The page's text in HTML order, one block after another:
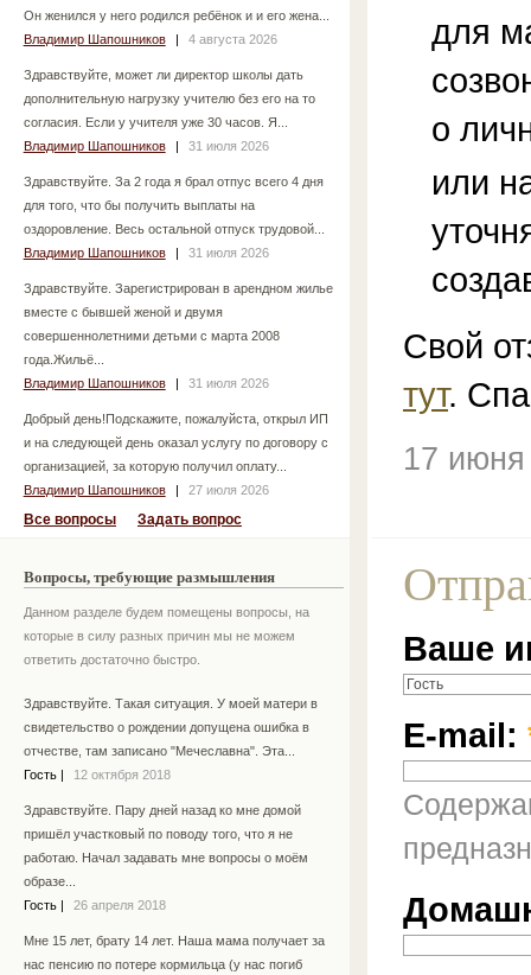
Он женился у него родился ребёнок и и его жена...
Владимир Шапошников
| 4 августа 2026
Здравствуйте, может ли директор школы дать
дополнительную нагрузку учителю без его на то
согласия. Если у учителя уже 30 часов. Я...
Владимир Шапошников
| 31 июля 2026
Здравствуйте. За 2 года я брал отпус всего 4 дня
для того, что бы получить выплаты на
оздоровление. Весь остальной отпуск трудовой...
Владимир Шапошников
| 31 июля 2026
Здравствуйте. Зарегистрирован в арендном жилье
вместе с бывшей женой и двумя
совершеннолетними детьми с марта 2008
года.Жильё...
Владимир Шапошников
| 31 июля 2026
Добрый день!Подскажите, пожалуйста, открыл ИП
и на следующей день оказал услугу по договору с
организацией, за которую получил оплату...
Владимир Шапошников
| 27 июля 2026
Все вопросы Задать вопрос
Вопросы, требующие размышления
Данном разделе будем помещены вопросы, на
которые в силу разных причин мы не можем
ответить достаточно быстро.
Здравствуйте. Такая ситуация. У моей матери в
свидетельство о рождении допущена ошибка в
отчестве, там записано "Мечеславна". Эта...
Гость
12 октября 2018
Здравствуйте. Пару дней назад ко мне домой
пришёл участковый по поводу того, что я не
работаю. Начал задавать мне вопросы о моём
образе...
Гость
26 апреля 2018
Мне 15 лет, брату 14 лет. Наша мама получает за
нас пенсию по потере кормильца (у нас погиб
для
о
или
Свой
тут.
17
Ваше
E-mail: